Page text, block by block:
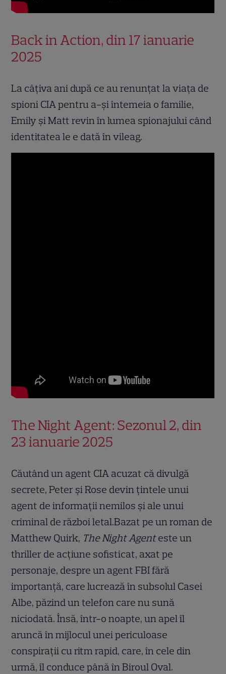
Back in Action, din 17 ianuarie
2025
La câțiva ani după ce au renunțat la viața de
spioni CIA pentru a-și întemeia o familie,
Emily și Matt revin în lumea spionajului când
identitatea le e dată în vileag.
The Night Agent: Sezonul 2, din
23 ianuarie 2025
Căutând un agent CIA acuzat că divulgă
secrete, Peter și Rose devin țintele unui
agent de informații nemilos și ale unui
criminal de război letal.Bazat pe un roman de
Matthew Quirk, The Night Agenteste un
thriller de acțiune sofisticat, axat pe
personaje, despre un agent FBI fără
importanță, care lucrează în subsolul Casei
Albe, păzind un telefon care nu sună
niciodată. Însă, într-o noapte, un apel îl
aruncă în mijlocul unei periculoase
conspirații cu ritm rapid, care, în cele din
urmă, îl conduce până în Biroul Oval.